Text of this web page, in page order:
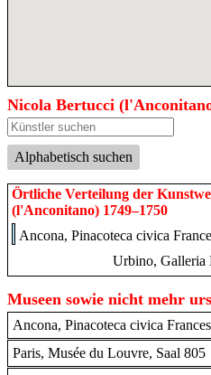
Nicola Bertucci
Alphabetisch suchen
Örtliche Verteilung der
(l'Anconitano) 1749–1750
Ancona, Pinacoteca civica
Urbino, Galleria
Museen sowie nicht mehr
Ancona, Pinacoteca civica
Paris, Musée du Louvre, Saal 805